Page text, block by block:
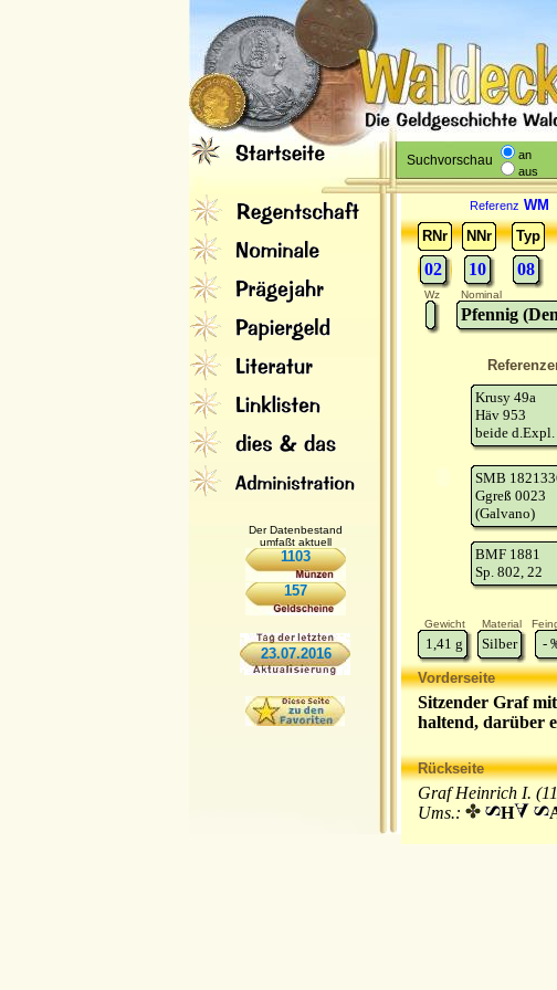
Suchvorschau
an
aus
Der Datenbestand
umfaßt aktuell
1103
157
23.07.2016
Referenz WM
RNr
NNr Typ
02 10 08
Wz Nominal
Pfennig
Krusy 49a
Häv 953
beide d.Expl.
SMB
Ggreß 0023
(Galvano)
BMF 1881
Sp. 802, 22
Gewicht Material
1,41 g Silber -
Vorderseite
Sitzender Graf
haltend, darüber
Rückseite
Graf Heinrich I.
Ums.:
H